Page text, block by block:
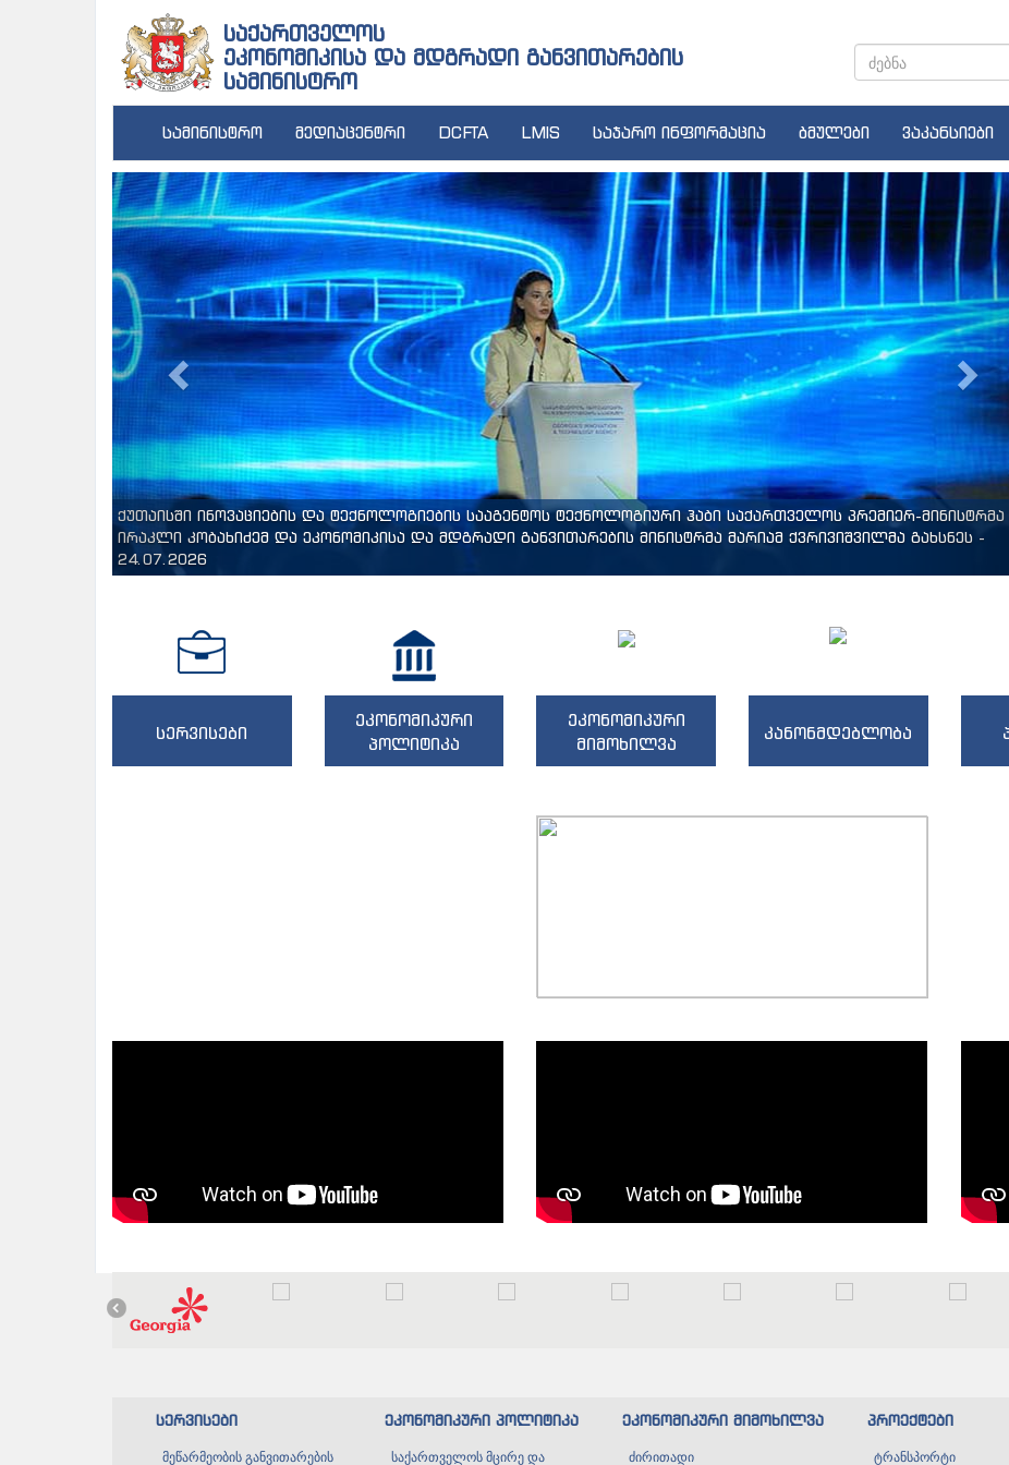
საქართველოს
ეკონომიკისა და მდგრადი განვითარების
სამინისტრო
სამინისტრო მედიაცენტრი DCFTA LMIS საჯარო ინფორმაცია ბმულები ვაკანსიები
ქუთაისში ინოვაციების და ტექნოლოგიების სააგენტოს ტექნოლოგიური ჰაბი საქართველოს პრემიერ-მინისტრმა
ირაკლი კობახიძემ და ეკონომიკისა და მდგრადი განვითარების მინისტრმა მარიამ ქვრივიშვილმა გახსნეს -
24.07.2026
Previous Next
სერვისები
ეკონომიკური
პოლიტიკა
ეკონომიკური
მიმოხილვა
კანონმდებლობა
სერვისები
მეწარმეობის განვითარების
ეკონომიკური პოლიტიკა
საქართველოს მცირე და
ეკონომიკური მიმოხილვა
ძირითადი
პროექტები
ტრანსპორტი